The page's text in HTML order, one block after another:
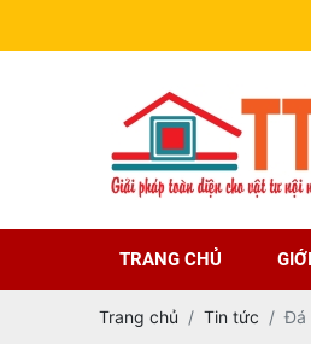
TRANG CHỦ
Trang chủ Tin tức Đá